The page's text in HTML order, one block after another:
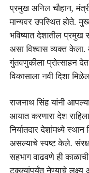
प्रमुख अनिल चौहान,
मान्यवर उपस्थित होते.
भविष्यात देशातील प्रमुख
असा विश्वास व्यक्त केला.
गुंतवणुकीला प्रोत्साहन
विकासाला नवी दिशा
राजनाथ सिंह यांनी
आयात करणारा देश
निर्यातदार देशांमध्ये
असल्याचे स्पष्ट केले.
सहभाग वाढवणे ही
टक्क्यांपर्यंत नेण्याचे लक्ष्य